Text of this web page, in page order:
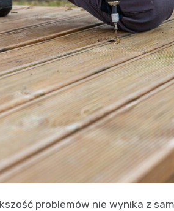
problemów nie wynika z